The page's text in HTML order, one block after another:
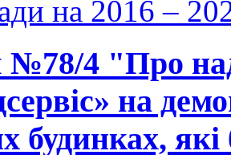
на 2016 –
№78/4 "Про
на
будинках, які